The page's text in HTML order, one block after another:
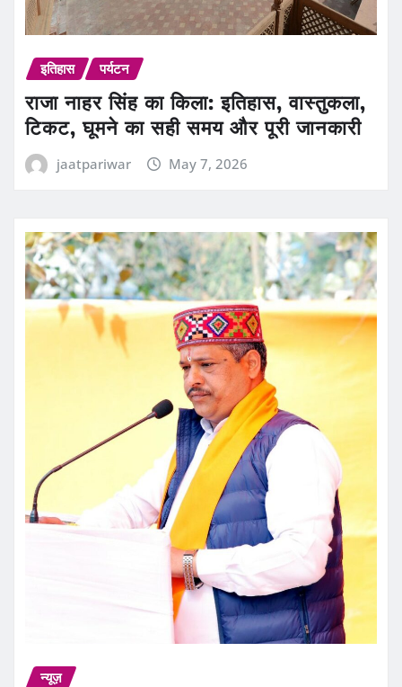
इतिहास पर्यटन
राजा नाहर सिंह का किला: इतिहास, वास्तुकला,
टिकट, घूमने का सही समय और पूरी जानकारी
jaatpariwar May 7, 2026
न्यूज़